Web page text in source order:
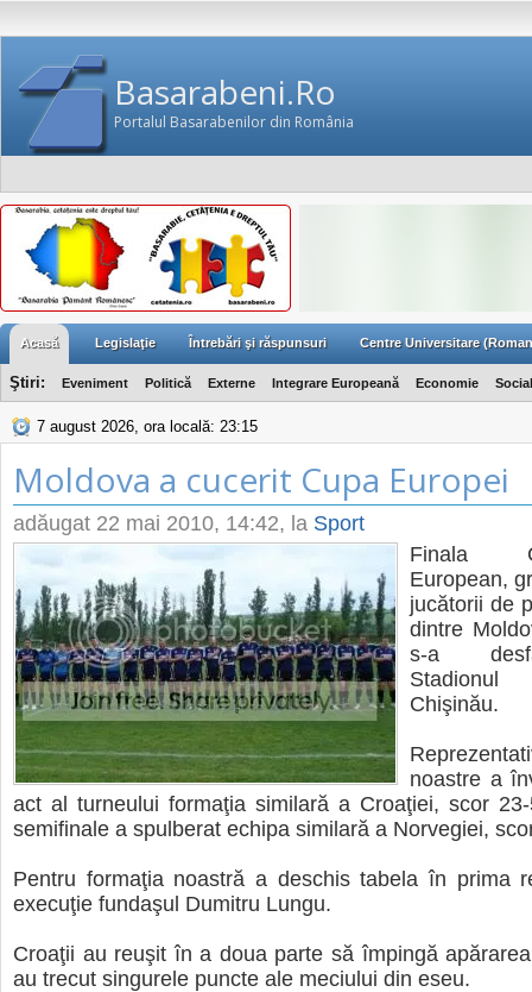
Basarabeni.Ro
Portalul Basarabenilor din România
Acasă Legislaţie Întrebări şi răspunsuri Centre Universitare
Ştiri: Eveniment Politică Externe Integrare Europeană Economie Social
7 august 2026, ora locală: 23:15
Moldova a cucerit Cupa Europei
adăugat 22 mai 2010, 14:42, la Sport
Finala
European,
jucătorii de
dintre
s-a
Stadionul
Chişinău.
noastre a
act al turneului formaţia similară a Croaţiei, scor
semifinale a spulberat echipa similară a Norvegiei,
Pentru formaţia noastră a deschis tabela în prima
execuţie fundaşul Dumitru Lungu.
Croaţii au reuşit în a doua parte să împingă
au trecut singurele puncte ale meciului din eseu.